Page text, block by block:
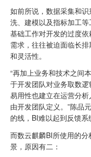
如前所说，数据采集和
洗、建模以及指标加工
基础工作对开发的过度
需求，往往被迫面临长
和灵活性。
“再加上业务和技术之间
于开发团队对业务取数
易用性也建立在运营分
由开发团队定义。”陈品
的线，BI难以起到反馈系
而数云麒麟BI所使用的
景，原因有二：